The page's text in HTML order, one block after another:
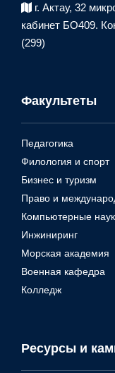
г. Актау, 32
кабинет БО409.
(299)
Факультеты
Педагогика
Филология и спорт
Бизнес и туризм
Право и
Компьютерные
Инжиниринг
Морская академия
Военная кафедра
Колледж
Ресурсы и